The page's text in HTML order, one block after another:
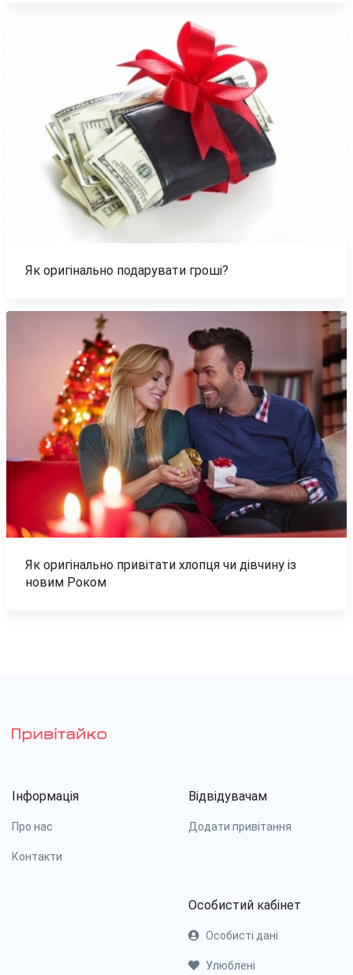
Як оригінально подарувати гроші?
Як оригінально привітати хлопця чи дівчину із
новим Роком
Інформація
Про нас
Контакти
Відвідувачам
Додати привітання
Особистий кабінет
Особисті дані
Улюблені